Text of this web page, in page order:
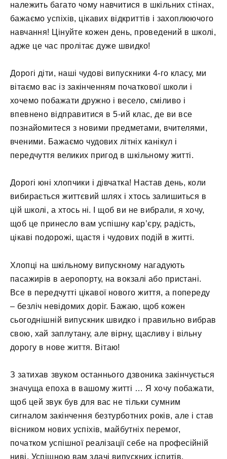
належить багато чому навчитися в шкільних стінах,
бажаємо успіхів, цікавих відкриттів і захоплюючого
навчання! Цінуйте кожен день, проведений в школі,
адже це час пролітає дуже швидко!
Дорогі діти, наші чудові випускники 4-го класу, ми
вітаємо вас із закінченням початкової школи і
хочемо побажати дружно і весело, сміливо і
впевнено відправитися в 5-ий клас, де ви все
познайомитеся з новими предметами, вчителями,
вченими. Бажаємо чудових літніх канікул і
передчуття великих пригод в шкільному житті.
Дорогі юні хлопчики і дівчатка! Настав день, коли
вибирається життєвий шлях і хтось залишиться в
цій школі, а хтось ні. І щоб ви не вибрали, я хочу,
щоб це принесло вам успішну кар’єру, радість,
цікаві подорожі, щастя і чудових подій в житті.
Хлопці на шкільному випускному нагадують
пасажирів в аеропорту, на вокзалі або пристані.
Все в передчутті цікавої нового життя, а попереду
– безліч невідомих доріг. Бажаю, щоб кожен
сьогоднішній випускник швидко і правильно вибрав
свою, хай заплутану, але вірну, щасливу і вільну
дорогу в нове життя. Вітаю!
З затихав звуком останнього дзвоника закінчується
значуща епоха в вашому житті … Я хочу побажати,
щоб цей звук був для вас не тільки сумним
сигналом закінчення безтурботних років, але і став
вісником нових успіхів, майбутніх перемог,
початком успішної реалізації себе на професійній
ниві. Успішною вам здачі випускних іспитів,